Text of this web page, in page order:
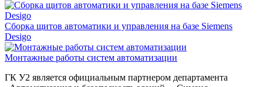
Сборка щитов автоматики и управления на базе Siemens
Desigo
Монтажные работы систем автоматизации
ГК У2 является официальным партнером департамента